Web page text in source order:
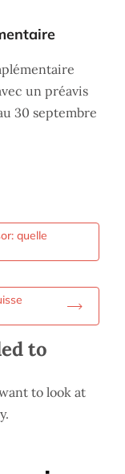
un préavis
30 septembre
quelle
to
to look at